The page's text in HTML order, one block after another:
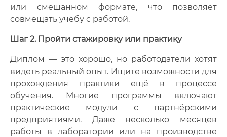
или смешанном формате, что позволяет
совмещать учёбу с работой.
Шаг 2. Пройти стажировку или практику
Диплом — это хорошо, но работодатели хотят
видеть реальный опыт. Ищите возможности для
прохождения практики ещё в процессе
обучения. Многие программы включают
практические модули с партнёрскими
предприятиями. Даже несколько месяцев
работы в лаборатории или на производстве